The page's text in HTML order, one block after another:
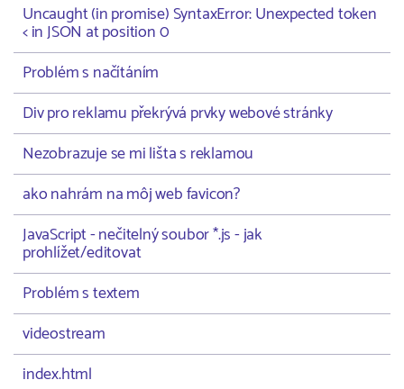
Uncaught (in promise) SyntaxError: Unexpected token
< in JSON at position 0
Problém s načítáním
Div pro reklamu překrývá prvky webové stránky
Nezobrazuje se mi lišta s reklamou
ako nahrám na môj web favicon?
JavaScript - nečitelný soubor *.js - jak
prohlížet/editovat
Problém s textem
videostream
index.html